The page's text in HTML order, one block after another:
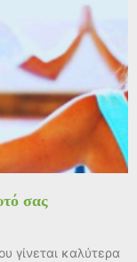
σας
γίνεται καλύτερα